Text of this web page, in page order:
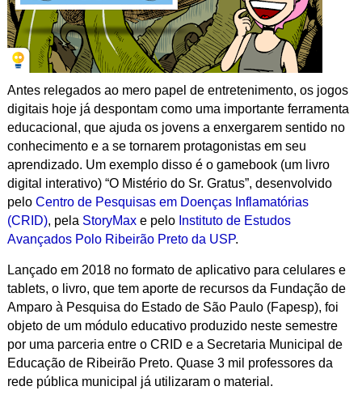
Antes relegados ao mero papel de entretenimento, os jogos
digitais hoje já despontam como uma importante ferramenta
educacional, que ajuda os jovens a enxergarem sentido no
conhecimento e a se tornarem protagonistas em seu
aprendizado. Um exemplo disso é o gamebook(um livro
digital interativo) “O Mistério do Sr. Gratus”, desenvolvido
pelo Centro de Pesquisas em Doenças Inflamatórias
(CRID), pela StoryMaxe pelo Instituto de Estudos
Avançados Polo Ribeirão Preto da USP.
Lançado em 2018 no formato de aplicativo para celulares e
tablets, o livro, que tem aporte de recursos da Fundação de
Amparo à Pesquisa do Estado de São Paulo (Fapesp), foi
objeto de um módulo educativo produzido neste semestre
por uma parceria entre o CRID e a Secretaria Municipal de
Educação de Ribeirão Preto. Quase 3 mil professores da
rede pública municipal já utilizaram o material.